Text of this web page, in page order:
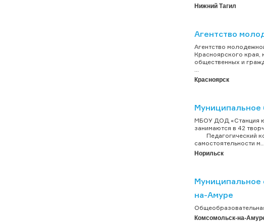
Нижний Тагил
Агентство
Агентство
Красноярского края,
общественных и
Красноярск
Муниципальное
МБОУ ДОД «Станция
занимаются в 42
Педагогический
самостоятельности м...
Норильск
Муниципальное
на-Амуре
Комсомольск-на-